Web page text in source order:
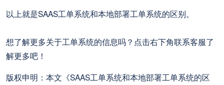
以上就是SAAS工单系统和本地部署工单系统的区别。
想了解更多关于工单系统的信息吗？点击右下角联系客服了
解更多吧！
版权申明：本文《SAAS工单系统和本地部署工单系统的区